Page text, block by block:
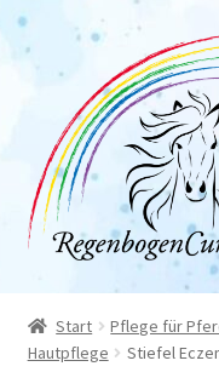
Zur
Navigation
springen
Zum
Inhalt
springen
Start
Allgemeine
Start Pflege für
Hautpflege
Stiefel